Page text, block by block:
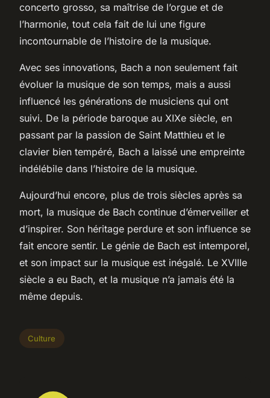
concerto grosso, sa maîtrise de l’orgue et de
l’harmonie, tout cela fait de lui une figure
incontournable de l’histoire de la musique.
Avec ses innovations, Bach a non seulement fait
évoluer la musique de son temps, mais a aussi
influencé les générations de musiciens qui ont
suivi. De la période baroque au XIXe siècle, en
passant par la passion de Saint Matthieu et le
clavier bien tempéré, Bach a laissé une empreinte
indélébile dans l’histoire de la musique.
Aujourd’hui encore, plus de trois siècles après sa
mort, la musique de Bach continue d’émerveiller et
d’inspirer. Son héritage perdure et son influence se
fait encore sentir. Le génie de Bach est intemporel,
et son impact sur la musique est inégalé. Le XVIIIe
siècle a eu Bach, et la musique n’a jamais été la
même depuis.
Culture